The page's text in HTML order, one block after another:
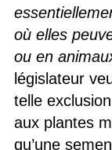
où elles
ou en
législateur
telle
aux plantes
qu’une